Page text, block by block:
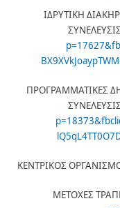
ΙΔΡΥΤΙΚΗ
ΠΡΟΓΡΑΜΜΑΤΙΚΕΣ
ΚΕΝΤΡΙΚΟΣ
ΜΕΤΟΧΕΣ